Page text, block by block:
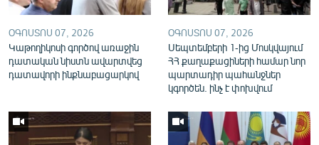
«Ազատության» բոլոր կայքերը
ՕԳՈՍՏՈՍ 07, 2026
Կաթողիկոսի գործով առաջին
դատական նիստն ավարտվեց
դատավորի ինքնաբացարկով
ՕԳՈՍՏՈՍ 07, 2026
Սեպտեմբերի 1-ից Մոսկվայում
ՀՀ քաղաքացիների համար նոր
պարտադիր պահանջներ
կգործեն. ինչ է փոխվում